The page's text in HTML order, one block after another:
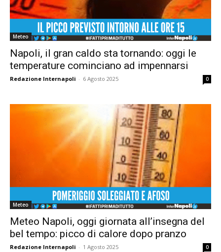
Meteo
Napoli, il gran caldo sta tornando: oggi le
temperature cominciano ad impennarsi
Redazione Internapoli - 6 Agosto 2025 0
Meteo
Meteo Napoli, oggi giornata all’insegna del
bel tempo: picco di calore dopo pranzo
Redazione Internapoli - 1 Agosto 2025 0